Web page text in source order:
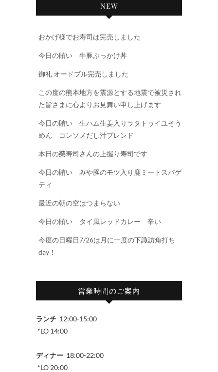
NEW
おかげ様でお寿司は完売しました
今日の賄い 牛豚ぶっかけ丼
御礼 オードブル完売しました
この度の熊本地方を震源とする地震で被災され
た皆さまに心よりお見舞い申し上げます
今日の賄い 生ハム生姜入りラタトゥイユそう
めん コンソメだし汁ブレンド
本日の榮寿司さんの上握り寿司です
今日の賄い みや豚のモツ入り鹿ミートスパゲ
ティ
最近の朝の空はつまらない
今日の賄い タイ風レッドカレー 辛い
今度の日曜日7/26は月に一度の下諏訪角打ち
day！
営業時間のご案内
ランチ 12:00-15:00
*LO 14:00
ディナー 18:00-22:00
*LO 20:00